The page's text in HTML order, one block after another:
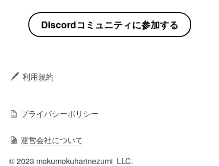
Discordコミュニティに参加する
🖋️ 利用規約
プライバシーポリシー
運営会社について
© 2023 mokumokuharinezumi  LLC.